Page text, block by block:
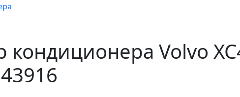
кондиционера Volvo